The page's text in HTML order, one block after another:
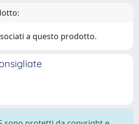
a questo prodotto.